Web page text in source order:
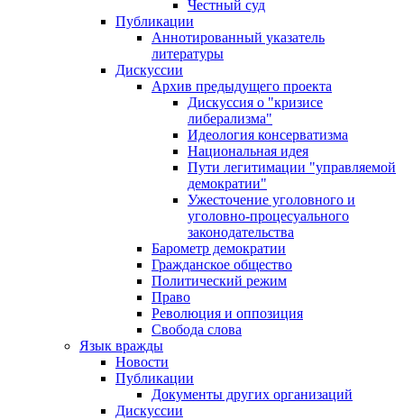
Честный суд
Публикации
Аннотированный указатель
литературы
Дискуссии
Архив предыдущего проекта
Дискуссия о "кризисе
либерализма"
Идеология консерватизма
Национальная идея
Пути легитимации "управляемой
демократии"
Ужесточение уголовного и
уголовно-процесуального
законодательства
Барометр демократии
Гражданское общество
Политический режим
Право
Революция и оппозиция
Свобода слова
Язык вражды
Новости
Публикации
Документы других организаций
Дискуссии